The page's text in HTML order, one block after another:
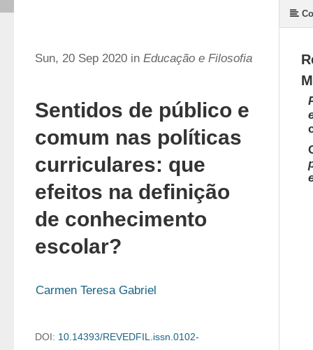
Sun, 20 Sep 2020 in Educação e Filosofia
Sentidos de público e
comum nas políticas
curriculares: que
efeitos na definição
de conhecimento
escolar?
Carmen Teresa Gabriel
DOI: 10.14393/REVEDFIL.issn.0102-